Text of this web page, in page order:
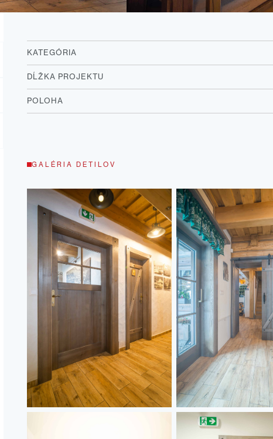
KATEGÓRIA
DĹŽKA PROJEKTU
POLOHA
GALÉRIA DETILOV